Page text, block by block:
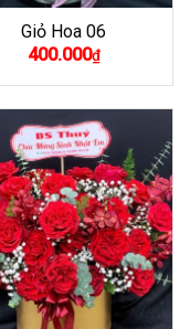
Giỏ Hoa 06
400.000₫